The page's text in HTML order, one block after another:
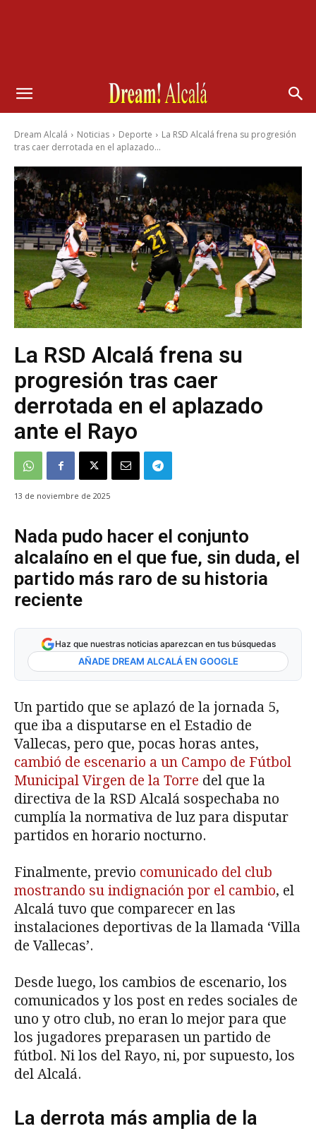
Dream Alcalá Noticias Deporte
La RSD Alcalá frena su progresión
tras caer derrotada en el aplazado...
La RSD Alcalá frena su
progresión tras caer
derrotada en el aplazado
ante el Rayo
13 de noviembre de 2025
Nada pudo hacer el conjunto
alcalaíno en el que fue, sin duda, el
partido más raro de su historia
reciente
Haz que nuestras noticias aparezcan en tus búsquedas
AÑADE DREAM ALCALÁ EN GOOGLE
Un partido que se aplazó de la jornada 5,
que iba a disputarse en el Estadio de
Vallecas, pero que, pocas horas antes,
cambió de escenario a un Campo de Fútbol
Municipal Virgen de la Torre del que la
directiva de la RSD Alcalá sospechaba no
cumplía la normativa de luz para disputar
partidos en horario nocturno.
Finalmente, previo comunicado del club
mostrando su indignación por el cambio, el
Alcalá tuvo que comparecer en las
instalaciones deportivas de la llamada ‘Villa
de Vallecas’.
Desde luego, los cambios de escenario, los
comunicados y los post en redes sociales de
uno y otro club, no eran lo mejor para que
los jugadores preparasen un partido de
fútbol. Ni los del Rayo, ni, por supuesto, los
del Alcalá.
La derrota más amplia de la